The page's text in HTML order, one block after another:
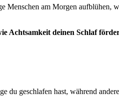
Menschen am Morgen aufblühen,
Achtsamkeit deinen Schlaf
du geschlafen hast, während